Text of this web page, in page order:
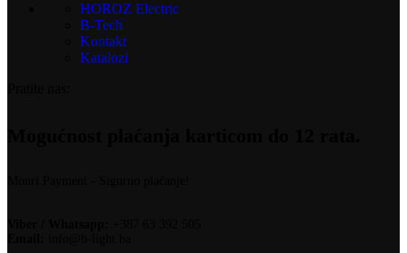
HOROZ Electric
B-Tech
Kontakt
Katalozi